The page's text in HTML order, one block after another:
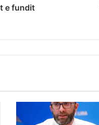
e fundit